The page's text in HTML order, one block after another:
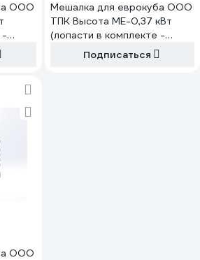
ООО
-
Мешалка для еврокуба ООО
ТПК Высота МЕ-0,37 кВт
(лопасти в комплекте -
плоские) Мотор-редуктор
мощностью 0,37 кВт/186 об/
Подписаться
ООО